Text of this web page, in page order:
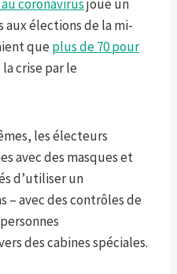
coronavirusjoué un
aux élections de la mi-
que plus de 70 pour
crise par le
les électeurs
avec des masques et
d’utiliser un
– avec des contrôles de
des cabines spéciales.